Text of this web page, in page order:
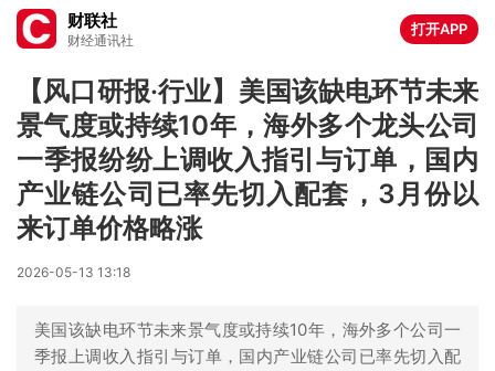
财联社
财经通讯社
打开APP
【风口研报·行业】美国该缺电环节未来
景气度或持续10年，海外多个龙头公司
一季报纷纷上调收入指引与订单，国内
产业链公司已率先切入配套，3月份以
来订单价格略涨
2026-05-13 13:18
美国该缺电环节未来景气度或持续10年，海外多个公司一
季报上调收入指引与订单，国内产业链公司已率先切入配